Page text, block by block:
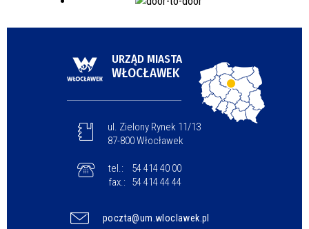
URZĄD MIASTA
WŁOCŁAWEK
ul. Zielony Rynek 11/13
87-800 Włocławek
tel.:
54 414 40 00
fax.:
54 414 44 44
poczta@um.wloclawek.pl